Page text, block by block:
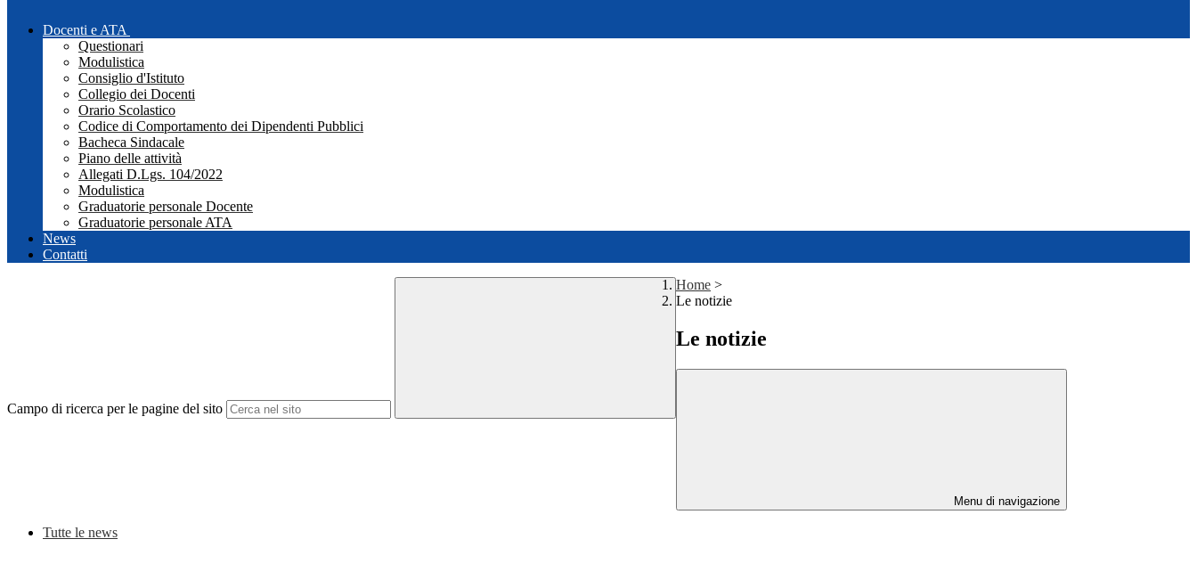
Docenti e ATA
Questionari
Modulistica
Consiglio d'Istituto
Collegio dei Docenti
Orario Scolastico
Codice di Comportamento dei Dipendenti Pubblici
Bacheca Sindacale
Piano delle attività
Allegati D.Lgs. 104/2022
Modulistica
Graduatorie personale Docente
Graduatorie personale ATA
News
Contatti
Campo di ricerca per le pagine del sito
Home >
Le notizie
Le notizie
Menu di navigazione
Tutte le news